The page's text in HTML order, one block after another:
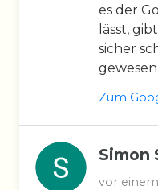
es der
lässt,
sicher
gewesen.
Zum
Simon
vor